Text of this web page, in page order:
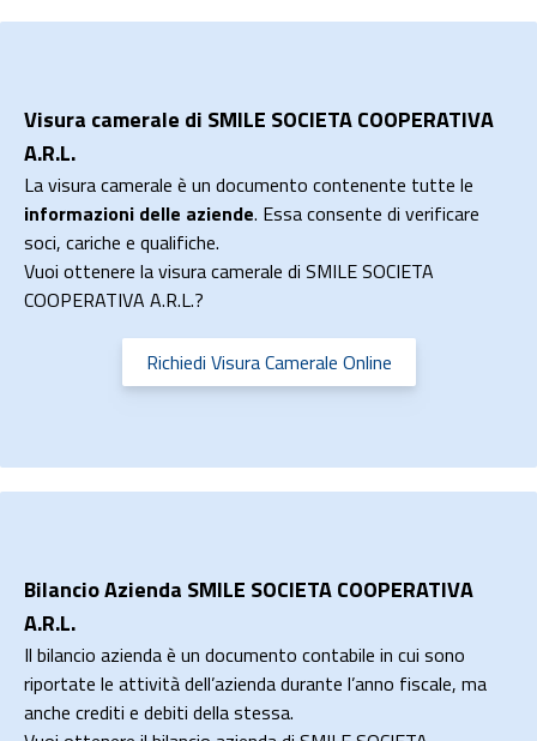
Visura camerale di SMILE SOCIETA COOPERATIVA
A.R.L.
La visura camerale è un documento contenente tutte le
informazioni delle aziende. Essa consente di verificare
soci, cariche e qualifiche.
Vuoi ottenere la visura camerale di SMILE SOCIETA
COOPERATIVA A.R.L.?
Richiedi Visura Camerale Online
Bilancio Azienda SMILE SOCIETA COOPERATIVA
A.R.L.
Il bilancio azienda è un documento contabile in cui sono
riportate le attività dell’azienda durante l’anno fiscale, ma
anche crediti e debiti della stessa.